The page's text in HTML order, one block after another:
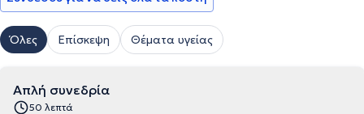
Όλες Επίσκεψη Θέματα υγείας
Απλή συνεδρία
50 λεπτά